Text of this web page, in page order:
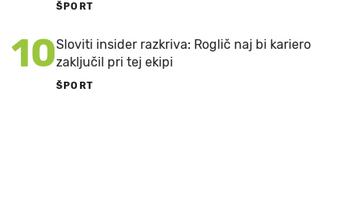
ŠPORT
10Sloviti insider razkriva: Roglič naj bi kariero
zaključil pri tej ekipi
ŠPORT